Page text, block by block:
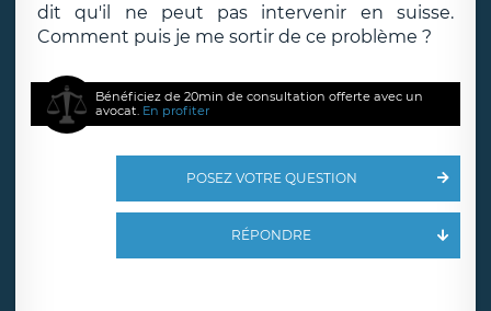
dit qu'il ne peut pas intervenir en suisse.
Comment puis je me sortir de ce problème ?
Bénéficiez de 20min de consultation offerte avec un
avocat. En profiter
POSEZ VOTRE QUESTION
RÉPONDRE